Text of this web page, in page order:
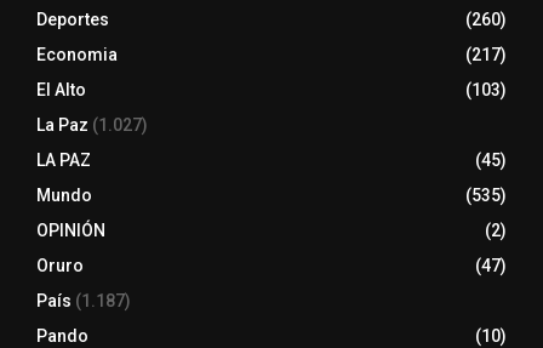
Deportes
(260)
Economia
(217)
El Alto
(103)
La Paz (1.027)
LA PAZ
(45)
Mundo
(535)
OPINIÓN
(2)
Oruro
(47)
País (1.187)
Pando
(10)